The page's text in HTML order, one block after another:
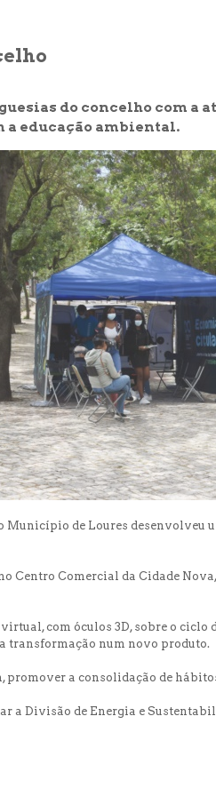
do concelho com a
a educação ambiental.
de Loures
Comercial da Cidade
com óculos 3D, sobre o
transformação num novo produto.
promover a consolidação de
Divisão de Energia e